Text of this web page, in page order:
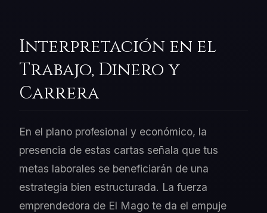
Interpretación en el
Trabajo, Dinero y
Carrera
En el plano profesional y económico, la
presencia de estas cartas señala que tus
metas laborales se beneficiarán de una
estrategia bien estructurada. La fuerza
emprendedora de El Mago te da el empuje